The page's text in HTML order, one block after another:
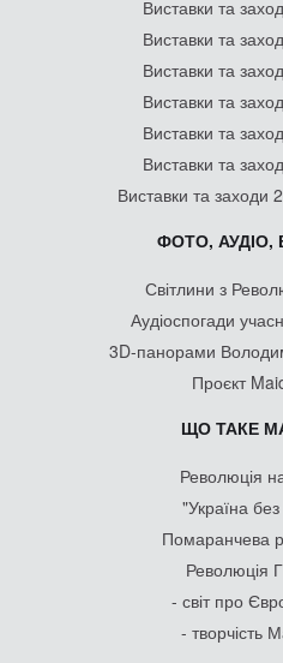
Виставки та
Виставки та
Виставки та
Виставки та
Виставки та
Виставки та
Виставки та заходи
ФОТО, АУДІО,
Світлини з
Аудіоспогади
3D-панорами
Проєкт
ЩО ТАКЕ
Революція на
"Україна
Помаранчева
Революція
- світ про
- творчість